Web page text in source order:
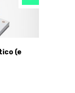
(e